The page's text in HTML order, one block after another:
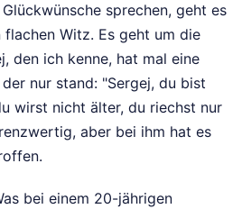
sprechen, geht es
flachen Witz. Es geht um die
den ich kenne, hat mal eine
nur stand: "Sergej, du bist
wirst nicht älter, du riechst nur
aber bei ihm hat es
bei einem 20-jährigen